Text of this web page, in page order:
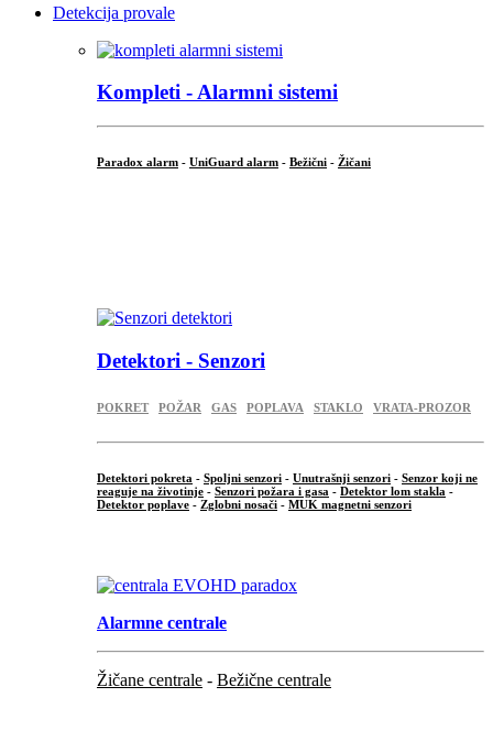
Detekcija provale
Kompleti - Alarmni sistemi
Paradox alarm - UniGuard alarm - Bežični - Žičani
Detektori - Senzori
POKRET POŽAR GAS POPLAVA STAKLO VRATA-PROZOR
Detektori pokreta - Spoljni senzori - Unutrašnji senzori - Senzor koji ne
reaguje na životinje - Senzori požara i gasa - Detektor lom stakla -
Detektor poplave - Zglobni nosači - MUK magnetni senzori
Alarmne centrale
Žičane centrale - Bežične centrale